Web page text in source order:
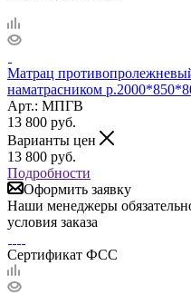
Матрац
наматрасником
Арт.: МПГВ
13 800 руб.
Варианты цен
13 800 руб.
Подробности
Оформить заявку
Наши менеджеры
условия заказа
Сертификат ФСС